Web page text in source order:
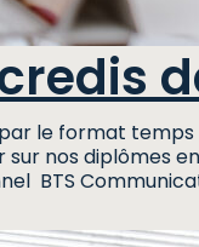
le format temps
sur nos diplômes
BTS